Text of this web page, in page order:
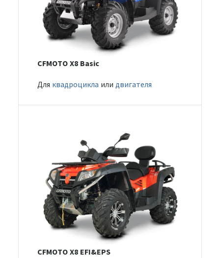
CFMOTO X8 Basic
Для квадроцикла или двигателя
CFMOTO X8 EFI&EPS